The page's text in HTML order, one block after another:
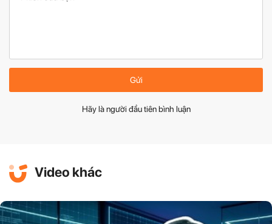
Gửi
Hãy là người đầu tiên bình luận
Video khác